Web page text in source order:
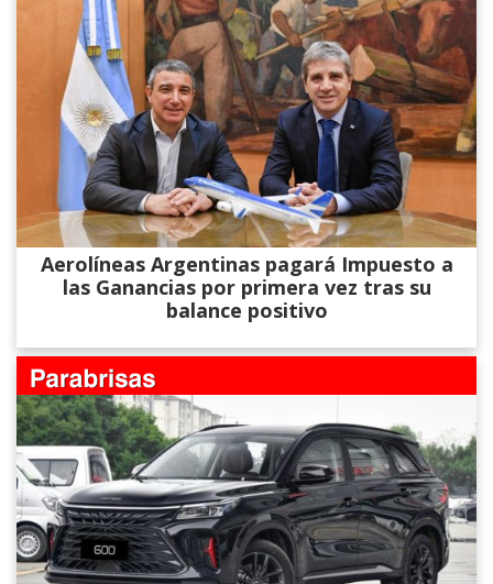
Aerolíneas Argentinas pagará Impuesto a
las Ganancias por primera vez tras su
balance positivo